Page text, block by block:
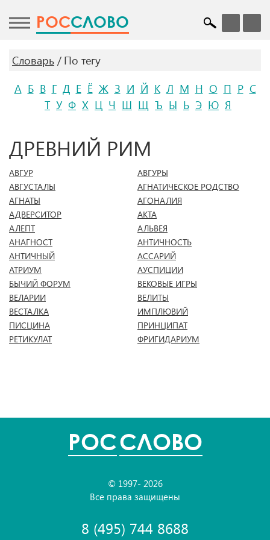
POCСЛОВО
Словарь
По тегу
А Б В Г Д Е Ё Ж З И Й К Л М Н О П Р С
Т У Ф Х Ц Ч Ш Щ Ъ Ы Ь Э Ю Я
ДРЕВНИЙ РИМ
АВГУР
АВГУРЫ
АВГУСТАЛЫ
АГНАТИЧЕСКОЕ РОДСТВО
АГНАТЫ
АГОНАЛИЯ
АДВЕРСИТОР
АКТА
АЛЕПТ
АЛЬВЕЯ
АНАГНОСТ
АНТИЧНОСТЬ
АНТИЧНЫЙ
АССАРИЙ
АТРИУМ
АУСПИЦИИ
БЫЧИЙ ФОРУМ
ВЕКОВЫЕ ИГРЫ
ВЕЛАРИИ
ВЕЛИТЫ
ВЕСТАЛКА
ИМПЛЮВИЙ
ПИСЦИНА
ПРИНЦИПАТ
РЕТИКУЛАТ
ФРИГИДАРИУМ
POCСЛОВО
© 1997- 2026
Все права защищены
8 (495) 744 8688